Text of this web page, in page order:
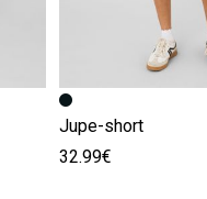
Image précédente
Image suivante
Jupe-short
32.99€